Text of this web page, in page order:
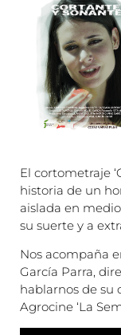
El cortometraje
historia de un
aislada en
su suerte y a
Nos acompaña
García Parra,
hablarnos de su
Agrocine ‘La